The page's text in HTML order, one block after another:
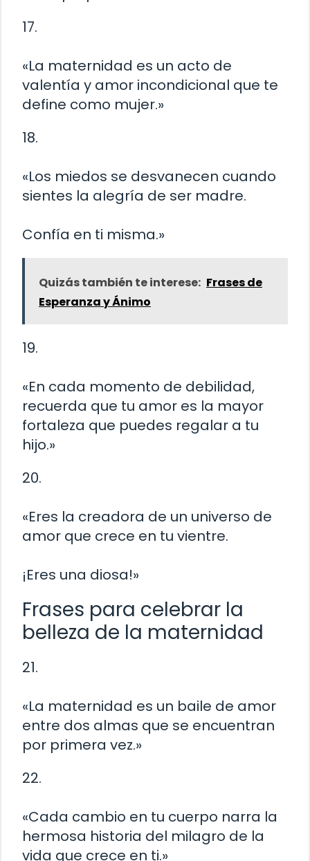
17.
«La maternidad es un acto de
valentía y amor incondicional que te
define como mujer.»
18.
«Los miedos se desvanecen cuando
sientes la alegría de ser madre.
Confía en ti misma.»
Quizás también te interese: Frases de
Esperanza y Ánimo
19.
«En cada momento de debilidad,
recuerda que tu amor es la mayor
fortaleza que puedes regalar a tu
hijo.»
20.
«Eres la creadora de un universo de
amor que crece en tu vientre.
¡Eres una diosa!»
Frases para celebrar la
belleza de la maternidad
21.
«La maternidad es un baile de amor
entre dos almas que se encuentran
por primera vez.»
22.
«Cada cambio en tu cuerpo narra la
hermosa historia del milagro de la
vida que crece en ti.»